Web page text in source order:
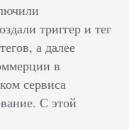
триггер и тег
а далее
в
сервиса
С этой